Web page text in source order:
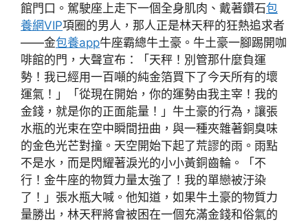
館門口。駕駛座上走下一個全身肌肉、戴著鑽石包
養網VIP項圈的男人，那人正是林天秤的狂熱追求者
——金包養app牛座霸總牛土豪。牛土豪一腳踢開咖
啡館的門，大聲宣布：「天秤！別管那什麼負運
勢！我已經用一百噸的純金箔買下了今天所有的壞
運氣！」「從現在開始，你的運勢由我主宰！我的
金錢，就是你的正面能量！」牛土豪的行為，讓張
水瓶的光束在空中瞬間扭曲，與一種夾雜著銅臭味
的金色光芒對撞。天空開始下起了荒謬的雨。雨點
不是水，而是閃耀著淚光的小小黃銅齒輪。「不
行！金牛座的物質力量太強了！我的單戀被汙染
了！」張水瓶大喊。他知道，如果牛土豪的物質力
量勝出，林天秤將會被困在一個充滿金錢和俗氣的